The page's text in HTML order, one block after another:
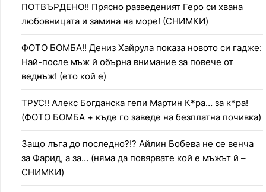
ПОТВЪРДЕНО!! Прясно разведеният Геро си хвана
любовницата и замина на море! (СНИМКИ)
ФОТО БОМБА!! Дениз Хайрула показа новото си гадже:
Най-после мъж й обърна внимание за повече от
веднъж! (ето кой е)
ТРУС!! Алекс Богданска гепи Мартин К*ра… за к*ра!
(ФОТО БОМБА + къде го заведе на безплатна почивка)
Защо лъга до последно?!? Айлин Бобева не се венча
за Фарид, а за… (няма да повярвате кой е мъжът й –
СНИМКИ)